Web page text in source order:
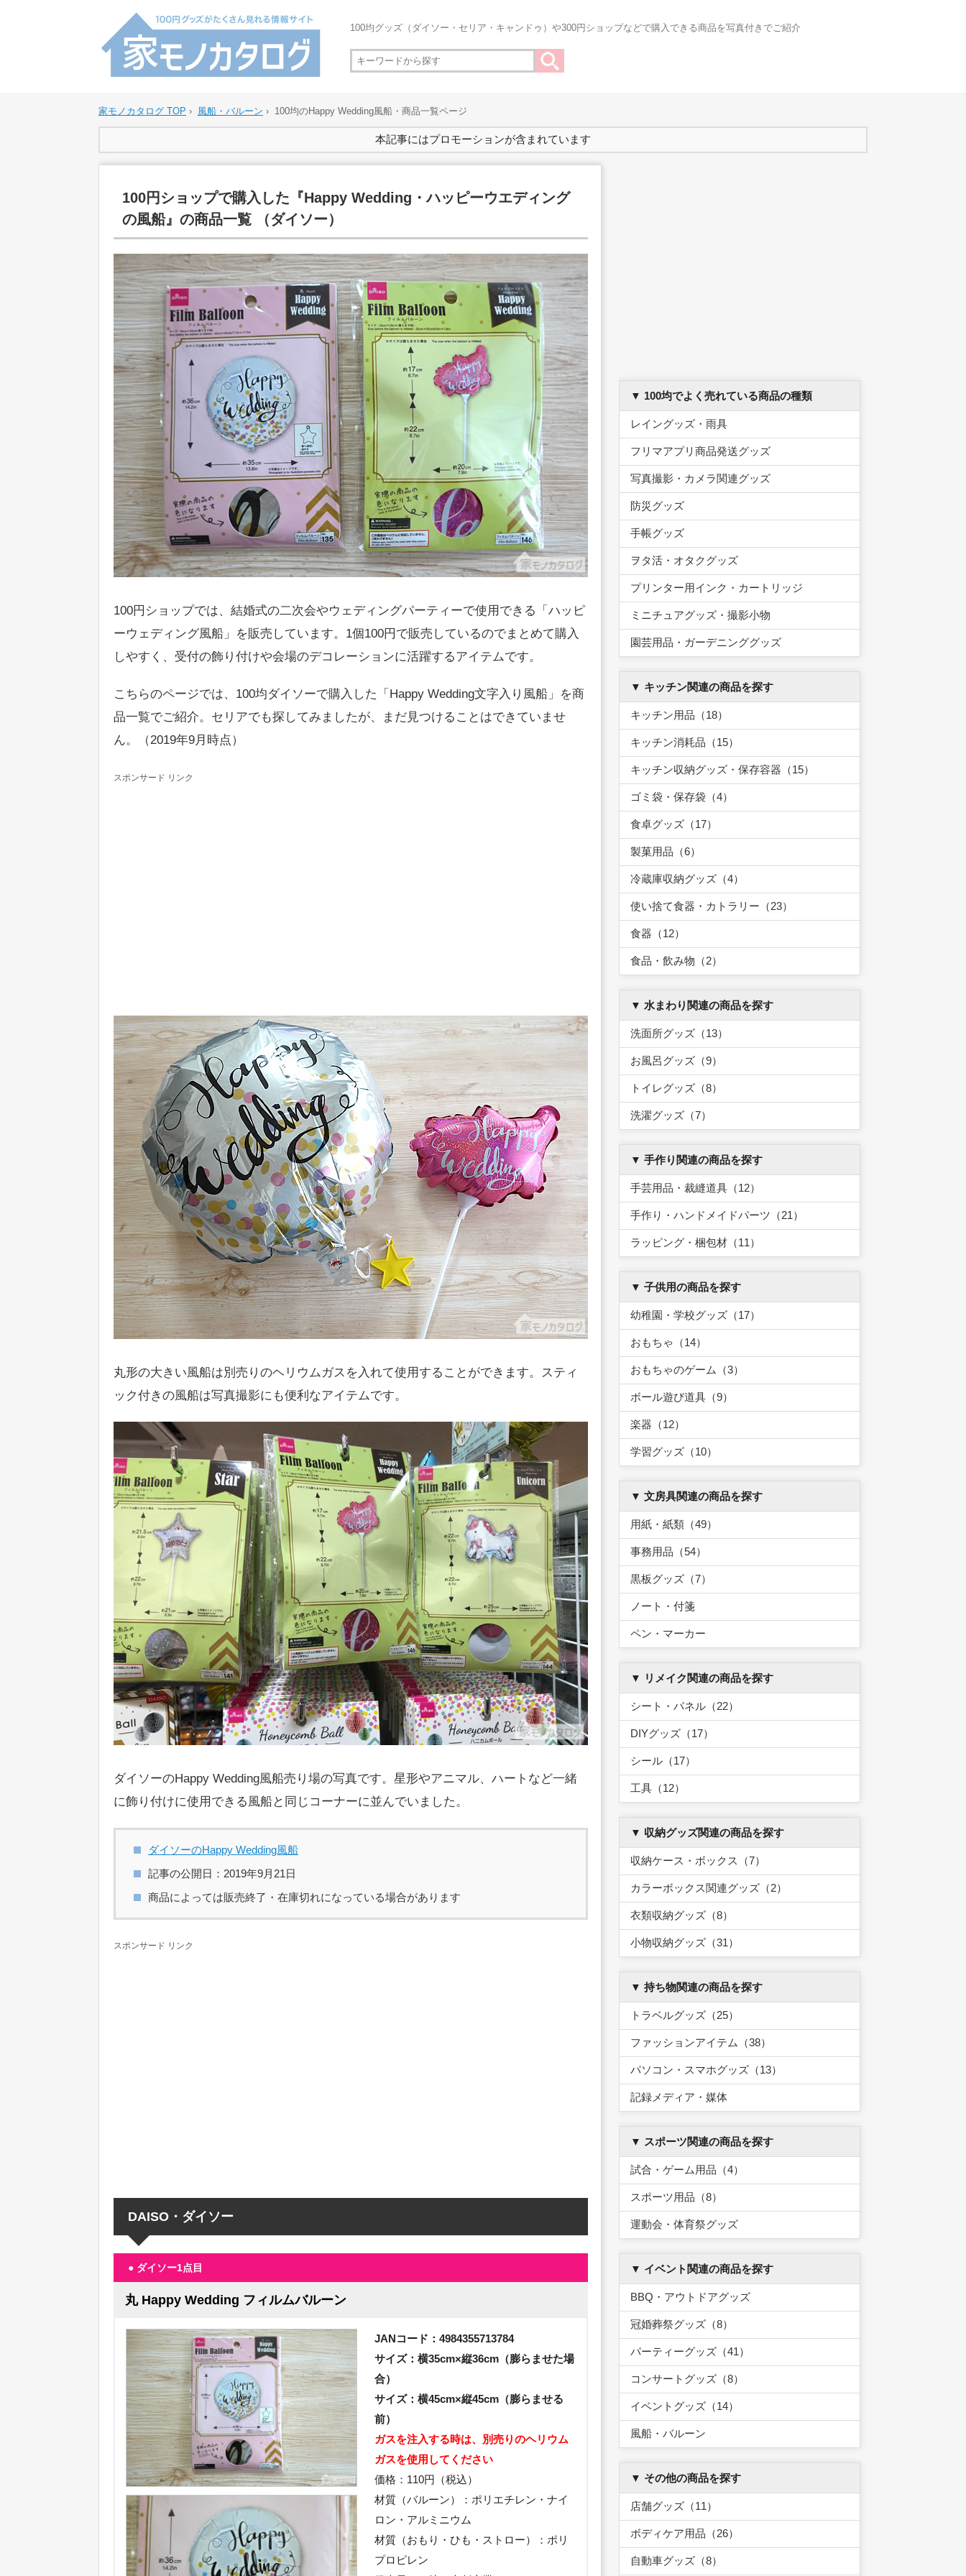
100均グッズ（ダイソー・セリア・キャンドゥ）や300円ショップなどで購入できる商品を写真付きでご紹介
家モノカタログ TOP › 風船・バルーン › 100均のHappy Wedding風船・商品一覧ページ
本記事にはプロモーションが含まれています
100円ショップで購入した『Happy Wedding・ハッピーウエディング
の風船』の商品一覧 （ダイソー）
100円ショップでは、結婚式の二次会やウェディングパーティーで使用できる「ハッピ
ーウェディング風船」を販売しています。1個100円で販売しているのでまとめて購入
しやすく、受付の飾り付けや会場のデコレーションに活躍するアイテムです。
こちらのページでは、100均ダイソーで購入した「Happy Wedding文字入り風船」を商
品一覧でご紹介。セリアでも探してみましたが、まだ見つけることはできていませ
ん。（2019年9月時点）
スポンサード リンク
丸形の大きい風船は別売りのヘリウムガスを入れて使用することができます。スティ
ック付きの風船は写真撮影にも便利なアイテムです。
ダイソーのHappy Wedding風船売り場の写真です。星形やアニマル、ハートなど一緒
に飾り付けに使用できる風船と同じコーナーに並んでいました。
ダイソーのHappy Wedding風船
記事の公開日：2019年9月21日
商品によっては販売終了・在庫切れになっている場合があります
スポンサード リンク
DAISO・ダイソー
● ダイソー1点目
丸 Happy Wedding フィルムバルーン
JANコード：4984355713784
サイズ：横35cm×縦36cm（膨らませた場
合）
サイズ：横45cm×縦45cm（膨らませる
前）
ガスを注入する時は、別売りのヘリウム
ガスを使用してください
価格：110円（税込）
材質（バルーン）：ポリエチレン・ナイ
ロン・アルミニウム
材質（おもり・ひも・ストロー）：ポリ
プロピレン
▼ 100均でよく売れている商品の種類
レイングッズ・雨具
フリマアプリ商品発送グッズ
写真撮影・カメラ関連グッズ
防災グッズ
手帳グッズ
ヲタ活・オタクグッズ
プリンター用インク・カートリッジ
ミニチュアグッズ・撮影小物
園芸用品・ガーデニンググッズ
▼ キッチン関連の商品を探す
キッチン用品（18）
キッチン消耗品（15）
キッチン収納グッズ・保存容器（15）
ゴミ袋・保存袋（4）
食卓グッズ（17）
製菓用品（6）
冷蔵庫収納グッズ（4）
使い捨て食器・カトラリー（23）
食器（12）
食品・飲み物（2）
▼ 水まわり関連の商品を探す
洗面所グッズ（13）
お風呂グッズ（9）
トイレグッズ（8）
洗濯グッズ（7）
▼ 手作り関連の商品を探す
手芸用品・裁縫道具（12）
手作り・ハンドメイドパーツ（21）
ラッピング・梱包材（11）
▼ 子供用の商品を探す
幼稚園・学校グッズ（17）
おもちゃ（14）
おもちゃのゲーム（3）
ボール遊び道具（9）
楽器（12）
学習グッズ（10）
▼ 文房具関連の商品を探す
用紙・紙類（49）
事務用品（54）
黒板グッズ（7）
ノート・付箋
ペン・マーカー
▼ リメイク関連の商品を探す
シート・パネル（22）
DIYグッズ（17）
シール（17）
工具（12）
▼ 収納グッズ関連の商品を探す
収納ケース・ボックス（7）
カラーボックス関連グッズ（2）
衣類収納グッズ（8）
小物収納グッズ（31）
▼ 持ち物関連の商品を探す
トラベルグッズ（25）
ファッションアイテム（38）
パソコン・スマホグッズ（13）
記録メディア・媒体
▼ スポーツ関連の商品を探す
試合・ゲーム用品（4）
スポーツ用品（8）
運動会・体育祭グッズ
▼ イベント関連の商品を探す
BBQ・アウトドアグッズ
冠婚葬祭グッズ（8）
パーティーグッズ（41）
コンサートグッズ（8）
イベントグッズ（14）
風船・バルーン
▼ その他の商品を探す
店舗グッズ（11）
ボディケア用品（26）
自動車グッズ（8）